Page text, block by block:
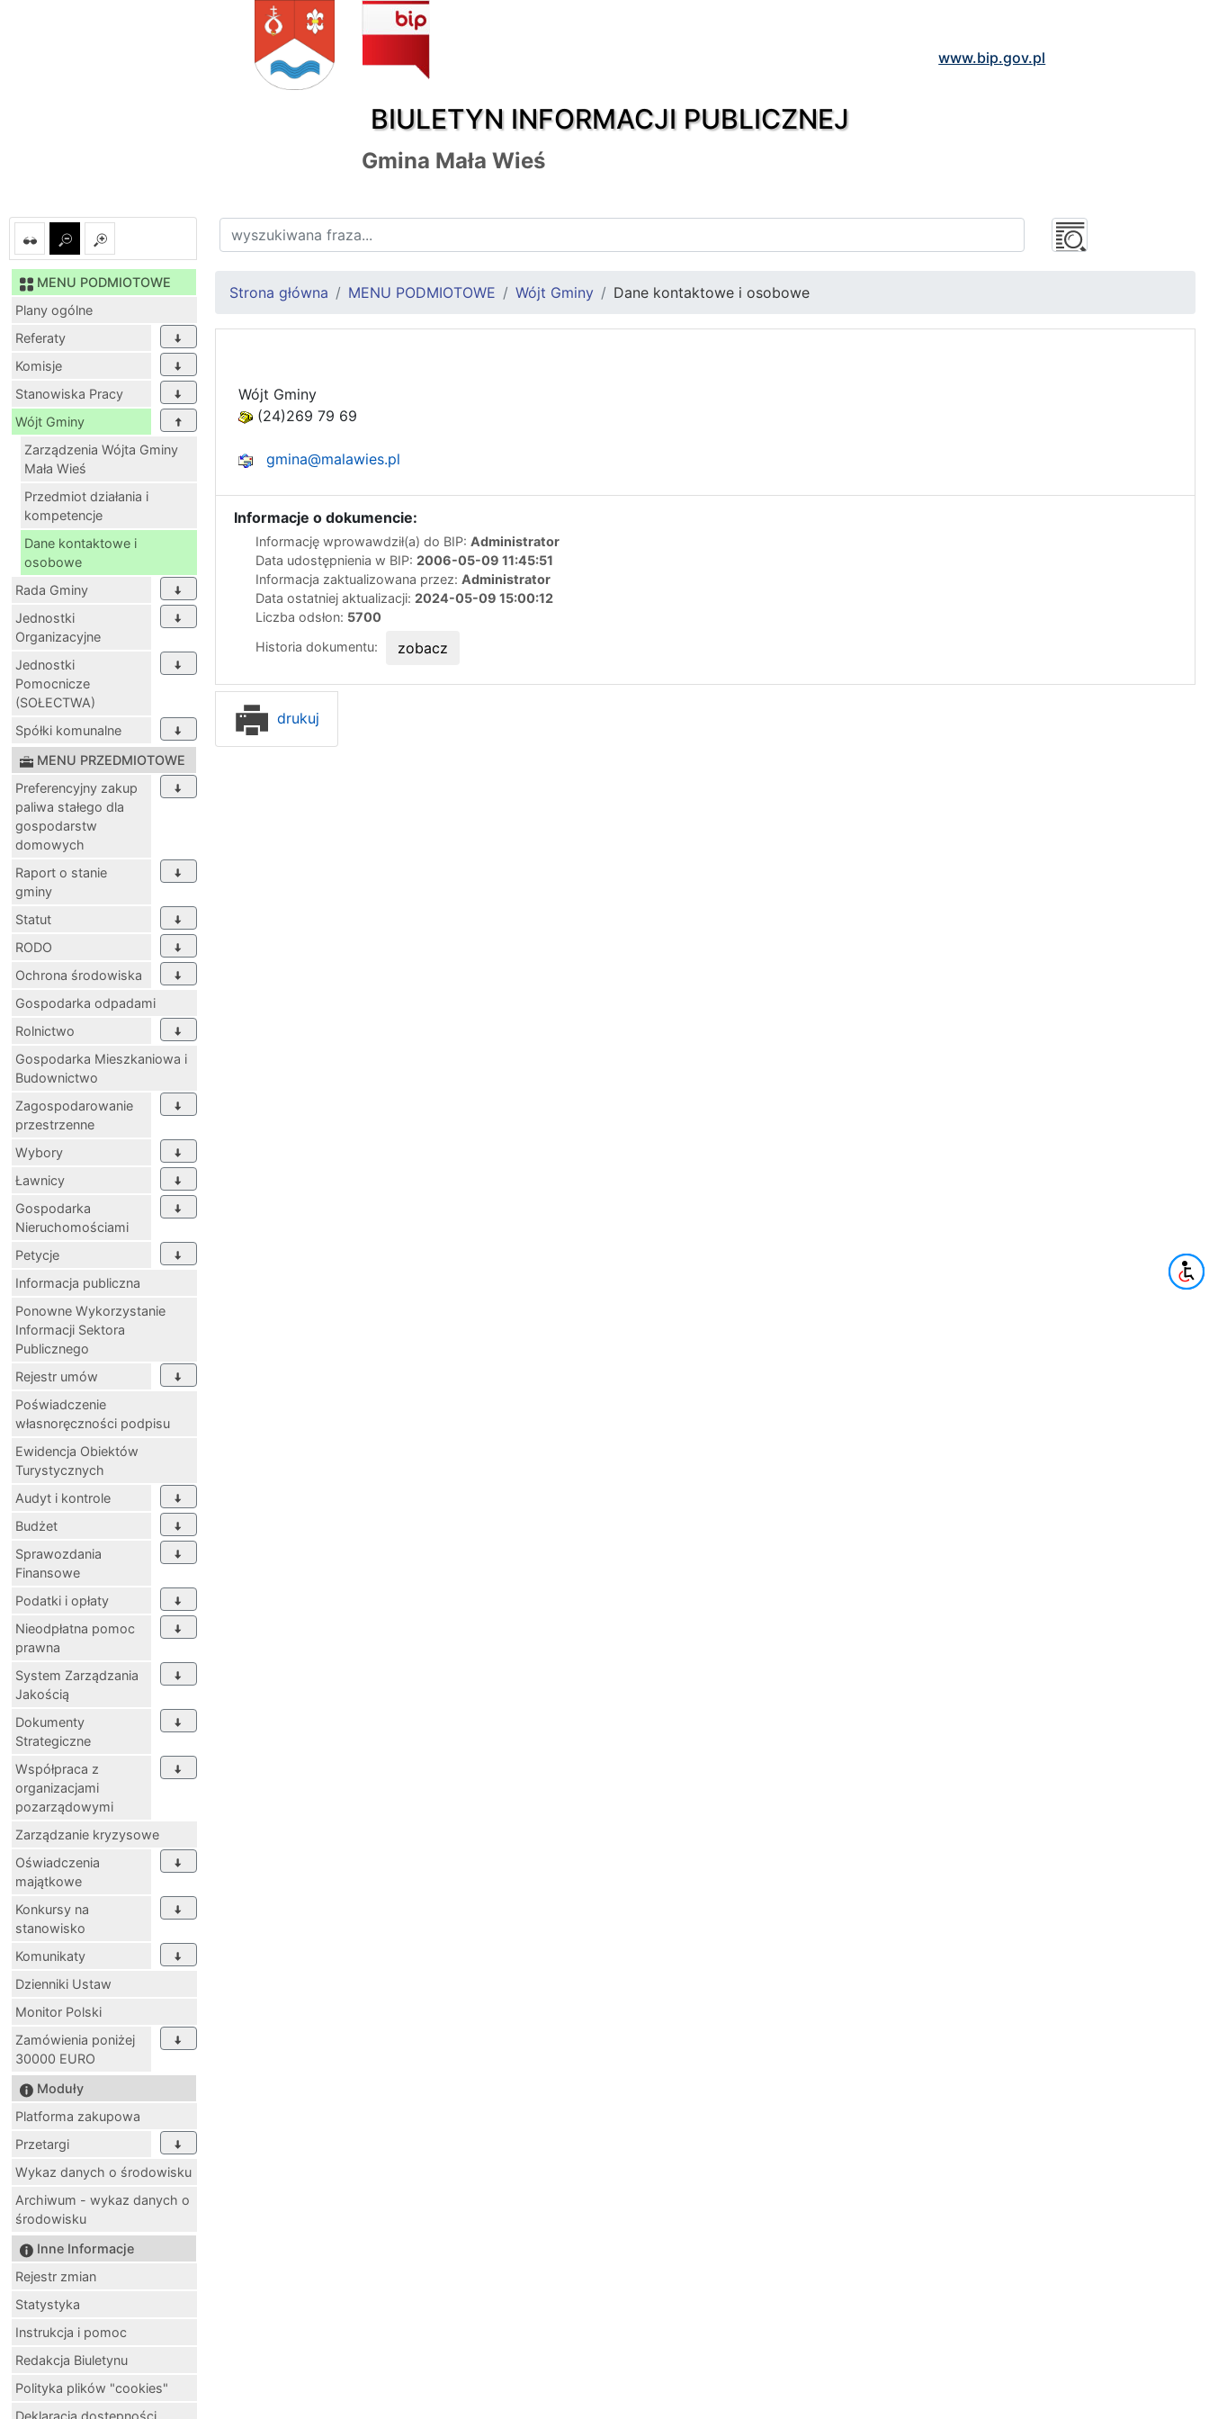
BIULETYN INFORMACJI PUBLICZNEJ
www.bip.gov.pl
Gmina Mała Wieś
MENU PODMIOTOWE
Plany ogólne
Referaty
Komisje
Stanowiska Pracy
Wójt Gminy
Zarządzenia Wójta Gminy
Mała Wieś
Przedmiot działania i
kompetencje
Dane kontaktowe i
osobowe
Rada Gminy
Jednostki
Organizacyjne
Jednostki
Pomocnicze
(SOŁECTWA)
Spółki komunalne
MENU PRZEDMIOTOWE
Preferencyjny zakup
paliwa stałego dla
gospodarstw
domowych
Raport o stanie
gminy
Statut
RODO
Ochrona środowiska
Gospodarka odpadami
Rolnictwo
Gospodarka Mieszkaniowa i
Budownictwo
Zagospodarowanie
przestrzenne
Wybory
Ławnicy
Gospodarka
Nieruchomościami
Petycje
Informacja publiczna
Ponowne Wykorzystanie
Informacji Sektora
Publicznego
Rejestr umów
Poświadczenie
własnoręczności podpisu
Ewidencja Obiektów
Turystycznych
Audyt i kontrole
Budżet
Sprawozdania
Finansowe
Podatki i opłaty
Nieodpłatna pomoc
prawna
System Zarządzania
Jakością
Dokumenty
Strategiczne
Współpraca z
organizacjami
pozarządowymi
Zarządzanie kryzysowe
Oświadczenia
majątkowe
Konkursy na
stanowisko
Komunikaty
Dzienniki Ustaw
Monitor Polski
Zamówienia poniżej
30000 EURO
Moduły
Platforma zakupowa
Przetargi
Wykaz danych o środowisku
Archiwum - wykaz danych o
środowisku
Inne Informacje
Rejestr zmian
Statystyka
Instrukcja i pomoc
Redakcja Biuletynu
Polityka plików "cookies"
Strona główna MENU PODMIOTOWE Wójt Gminy Dane kontaktowe i osobowe
Wójt Gminy
(24)269 79 69
gmina@malawies.pl
Informacje o dokumencie:
Informację wprowawdził(a) do BIP: Administrator
Data udostępnienia w BIP: 2006-05-09 11:45:51
Informacja zaktualizowana przez: Administrator
Data ostatniej aktualizacji: 2024-05-09 15:00:12
Liczba odsłon: 5700
Historia dokumentu:
zobacz
drukuj